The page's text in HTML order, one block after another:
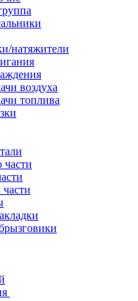
натяжители
воздуха
топлива
части